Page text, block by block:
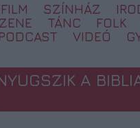
FILM SZÍNHÁZ
ZENE
TÁNC FOLK
PODCAST
VIDEÓ
A